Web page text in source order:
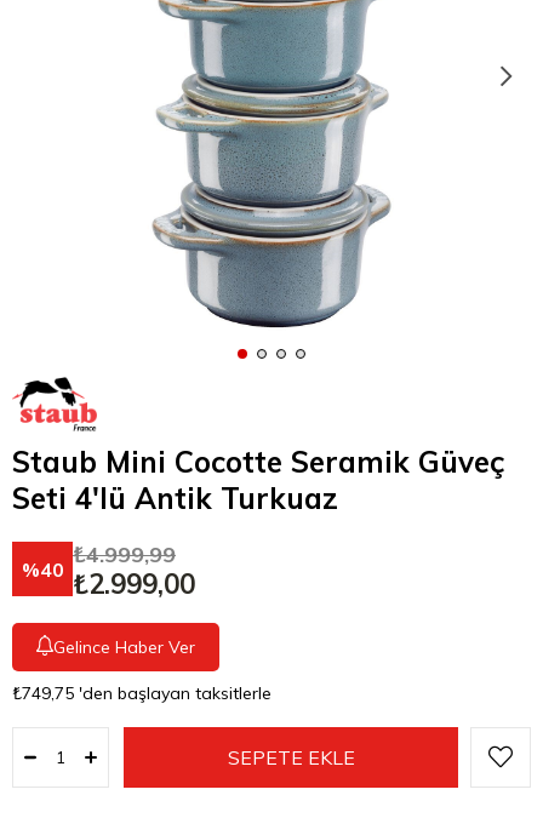
Staub Mini Cocotte Seramik Güveç
Seti 4'lü Antik Turkuaz
40
₺4.999,99
₺2.999,00
Gelince Haber Ver
₺749,75 'den başlayan taksitlerle